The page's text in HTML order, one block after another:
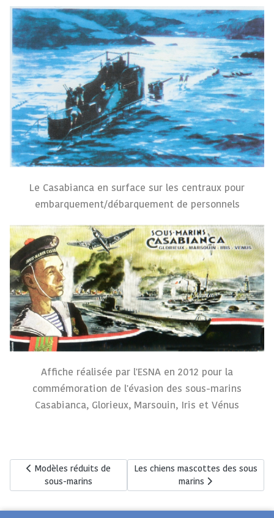
Le Casabianca en surface sur les centraux pour
embarquement/débarquement de personnels
Affiche réalisée par l'ESNA en 2012 pour la
commémoration de l'évasion des sous-marins
Casabianca, Glorieux, Marsouin, Iris et Vénus
Article précédent : Modèles réduits de sous-marins
Modèles réduits de
sous-marins
Article suivant : Les chiens
Les chiens mascottes des sous
marins